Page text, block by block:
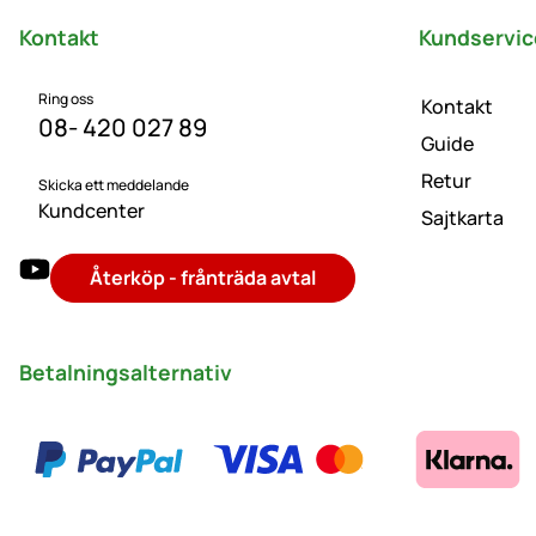
Kontakt
Ring oss
08- 420 027 89
Skicka ett meddelande
Kundcenter
Återköp - frånträda avtal
Kontakt
Guide
Retur
Sajtkarta
Betalningsalternativ